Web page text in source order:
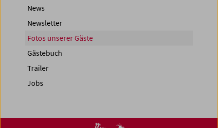
News
Newsletter
Fotos unserer Gäste
Gästebuch
Trailer
Jobs